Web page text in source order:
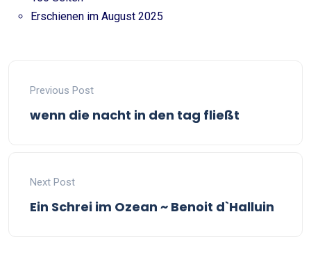
Erschienen im August 2025
Previous Post
wenn die nacht in den tag fließt
Next Post
Ein Schrei im Ozean ~ Benoit d`Halluin